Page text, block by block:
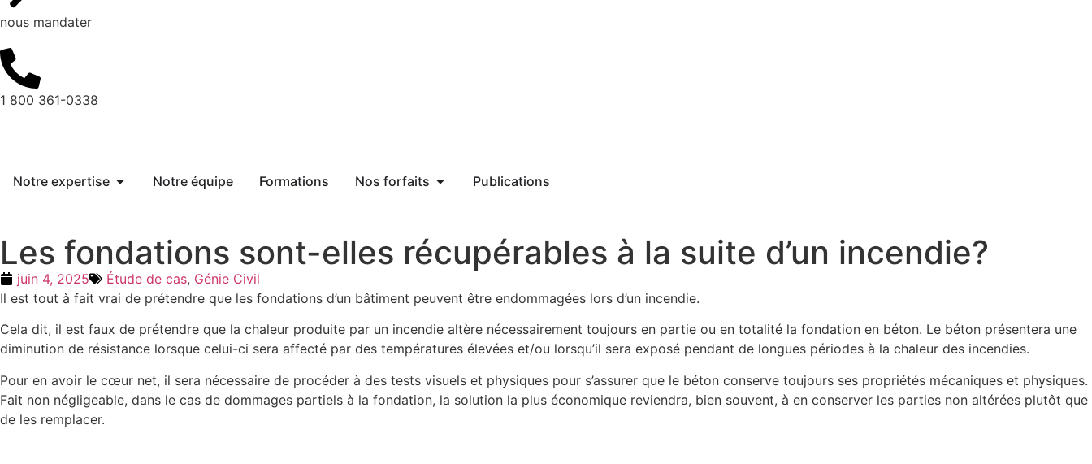
nous mandater
1 800 361-0338
Notre expertise Notre équipe Formations Nos forfaits Publications
Les fondations sont-elles récupérables à la suite d’un incendie?
juin 4, 2025 Étude de cas, Génie Civil
Il est tout à fait vrai de prétendre que les fondations d’un bâtiment peuvent être endommagées lors d’un incendie.
Cela dit, il est faux de prétendre que la chaleur produite par un incendie altère nécessairement toujours en partie ou en totalité la fondation en béton. Le béton présentera une
diminution de résistance lorsque celui-ci sera affecté par des températures élevées et/ou lorsqu’il sera exposé pendant de longues périodes à la chaleur des incendies.
Pour en avoir le cœur net, il sera nécessaire de procéder à des tests visuels et physiques pour s’assurer que le béton conserve toujours ses propriétés mécaniques et physiques.
Fait non négligeable, dans le cas de dommages partiels à la fondation, la solution la plus économique reviendra, bien souvent, à en conserver les parties non altérées plutôt que
de les remplacer.